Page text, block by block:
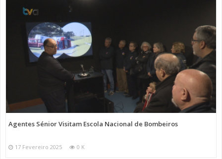
Agentes Sénior Visitam Escola Nacional de Bombeiros
17 Fevereiro 2025 0 K